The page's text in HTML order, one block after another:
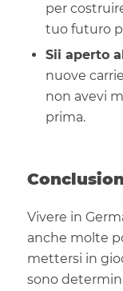
per
tuo futuro
Sii aperto
nuove
non avevi
prima.
Vivere in
anche molte
mettersi in
sono